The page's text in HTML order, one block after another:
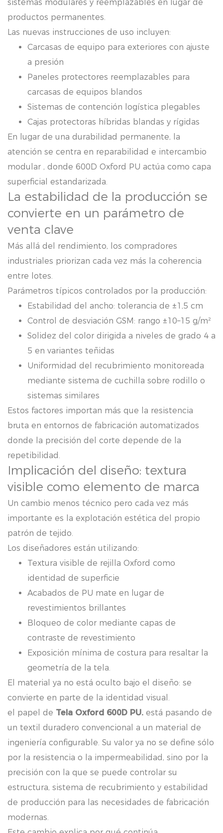
sistemas modulares y reemplazables en lugar de
productos permanentes.
Las nuevas instrucciones de uso incluyen:
Carcasas de equipo para exteriores con ajuste
a presión
Paneles protectores reemplazables para
carcasas de equipos blandos
Sistemas de contención logística plegables
Cajas protectoras híbridas blandas y rígidas
En lugar de una durabilidad permanente, la
atención se centra en reparabilidad e intercambio
modular , donde 600D Oxford PU actúa como capa
superficial estandarizada.
La estabilidad de la producción se
convierte en un parámetro de
venta clave
Más allá del rendimiento, los compradores
industriales priorizan cada vez más la coherencia
entre lotes.
Parámetros típicos controlados por la producción:
Estabilidad del ancho: tolerancia de ±1,5 cm
Control de desviación GSM: rango ±10–15 g/m²
Solidez del color dirigida a niveles de grado 4 a
5 en variantes teñidas
Uniformidad del recubrimiento monitoreada
mediante sistema de cuchilla sobre rodillo o
sistemas similares
Estos factores importan más que la resistencia
bruta en entornos de fabricación automatizados
donde la precisión del corte depende de la
repetibilidad.
Implicación del diseño: textura
visible como elemento de marca
Un cambio menos técnico pero cada vez más
importante es la explotación estética del propio
patrón de tejido.
Los diseñadores están utilizando:
Textura visible de rejilla Oxford como
identidad de superficie
Acabados de PU mate en lugar de
revestimientos brillantes
Bloqueo de color mediante capas de
contraste de revestimiento
Exposición mínima de costura para resaltar la
geometría de la tela.
El material ya no está oculto bajo el diseño: se
convierte en parte de la identidad visual.
el papel de Tela Oxford 600D PU. está pasando de
un textil duradero convencional a un material de
ingeniería configurable. Su valor ya no se define sólo
por la resistencia o la impermeabilidad, sino por la
precisión con la que se puede controlar su
estructura, sistema de recubrimiento y estabilidad
de producción para las necesidades de fabricación
modernas.